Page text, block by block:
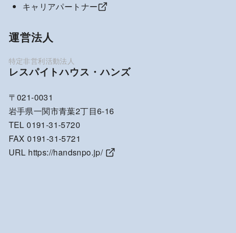
キャリアパートナー
運営法人
レスパイトハウス・ハンズ
〒021-0031
岩手県一関市青葉2丁目6-16
TEL 0191-31-5720
FAX 0191-31-5721
URL https://handsnpo.jp/